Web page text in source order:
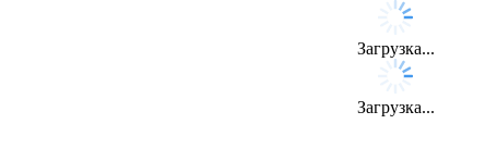
Загрузка...
Загрузка...